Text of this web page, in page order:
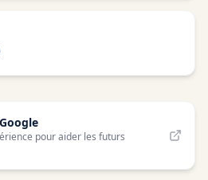
pour aider les futurs